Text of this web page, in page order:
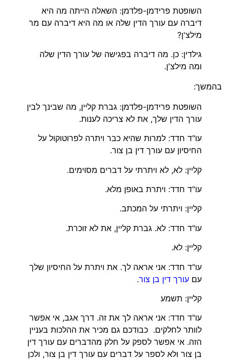
השופטת פרידמן-פלדמן: השאלה הייתה מה היא
דיברה עם עורך הדין שלה או מה היא דיברה עם מר
מילצ'ן?
גילדין: כן. מה דיברה בפגישה של עורך הדין שלה
ומה מילצ'ן.
בהמשך:
השופטת פרידמן-פלדמן: גברת קליין, מה שבינך לבין
עורך הדין שלך, את לא צריכה לענות.
עו"ד חדד: למרות שהיא כבר ויתרה לפרוטוקול על
החיסיון עם עורך דין בן צור.
קליין: לא, לא ויתרתי על דברים מסוימים.
עו"ד חדד: ויתרת באופן מלא.
קליין: ויתרתי על המכתב.
עו"ד חדד: לא. גברת קליין, את לא זוכרת.
קליין: לא.
עו"ד חדד: אני אראה לך. את ויתרת על החיסיון שלך
עם עורך דין בן צור.
קליין: תשמע
עו"ד חדד: אני אראה לך את זה. דרך אגב, אי אפשר
לוותר לחלקים. כבודכם גם מכיר את ההלכות בעניין
הזה. אי אפשר לספק על חלק מהדברים עם עורך דין
בן צור ולא לספר על דברים עם עורך דין בן צור, ולכן